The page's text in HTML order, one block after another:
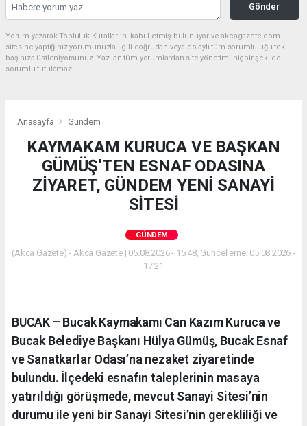
Gönder
Yorum yazarak Topluluk Kuralları’nı kabul etmiş bulunuyor ve akcagazete.com
sitesine yaptığınız yorumunuzla ilgili doğrudan veya dolaylı tüm sorumluluğu tek
başınıza üstleniyorsunuz. Yazılan tüm yorumlardan site yönetimi hiçbir şekilde
sorumlu tutulamaz.
Anasayfa Gündem
KAYMAKAM KURUCA VE BAŞKAN
GÜMÜŞ’TEN ESNAF ODASINA
ZİYARET, GÜNDEM YENİ SANAYİ
SİTESİ
GÜNDEM
(Akca Gazete) - Akca Gazete | 05.08.2026 - 15:48, Güncelleme: 05.08.2026 -
17:21
BUCAK – Bucak Kaymakamı Can Kazım Kuruca ve
Bucak Belediye Başkanı Hülya Gümüş, Bucak Esnaf
ve Sanatkarlar Odası’na nezaket ziyaretinde
bulundu. İlçedeki esnafın taleplerinin masaya
yatırıldığı görüşmede, mevcut Sanayi Sitesi’nin
durumu ile yeni bir Sanayi Sitesi’nin gerekliliği ve